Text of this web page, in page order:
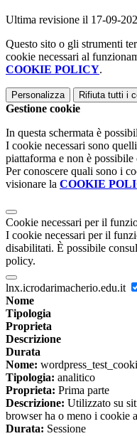
Ultima revisione il 17-09-
Questo sito o gli strumenti
cookie necessari al
COOKIE POLICY.
Personalizza Rifiuta tutti i
Gestione cookie
In questa schermata è
I cookie necessari sono
piattaforma e non è
Per conoscere quali sono i
visionare la COOKIE
Cookie necessari per il
I cookie necessari per il
disabilitati. È possibile
policy.
lnx.icrodarimacherio.edu.it
Nome
Tipologia
Proprieta
Descrizione
Durata
Nome:
Tipologia: analitico
Proprieta: Prima parte
Descrizione: Utilizzato su
browser ha o meno i cookie
Durata: Sessione